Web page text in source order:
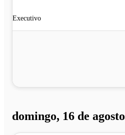
Executivo
domingo, 16 de agosto